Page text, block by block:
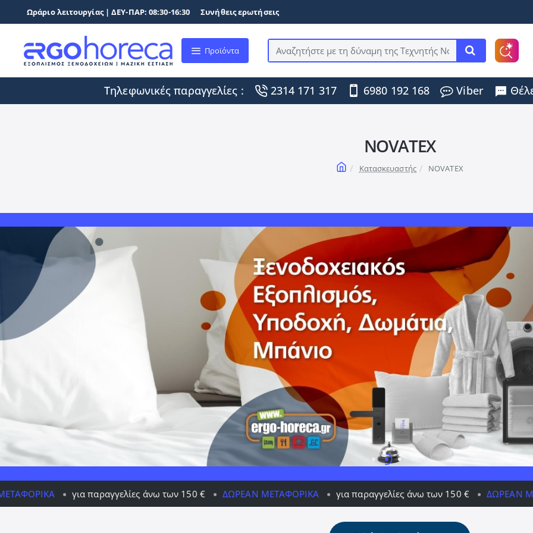
Ωράριο λειτουργίας | ΔΕΥ-ΠΑΡ: 08:30-16:30 Συνήθεις ερωτήσεις
Προϊόντα
Αναζητήστε
τη
δύναμη
της
Τηλεφωνικές παραγγελίες : 2314 171 317 6980 192 168 Viber
NOVATEX
homeΚατασκευαστής NOVATEX
παραγγελίες άνω των 150 € ΔΩΡΕΆΝ ΜΕΤΑΦΟΡΙΚΆ για παραγγελίες άνω των 150 € ΔΩΡΕΆΝ ΜΕΤΑΦΟΡΙΚΆ